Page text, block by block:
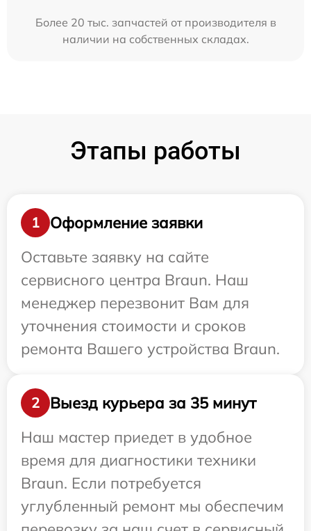
Более 20 тыс. запчастей от производителя в
наличии на собственных складах.
Этапы работы
1
Оформление заявки
Оставьте заявку на сайте
сервисного центра Braun. Наш
менеджер перезвонит Вам для
уточнения стоимости и сроков
ремонта Вашего устройства Braun.
2
Выезд курьера за 35 минут
Наш мастер приедет в удобное
время для диагностики техники
Braun. Если потребуется
углубленный ремонт мы обеспечим